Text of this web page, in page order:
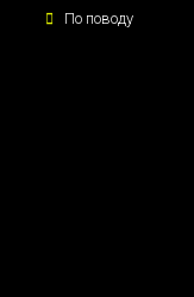
По поводу